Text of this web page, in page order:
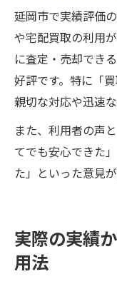
延岡市で実績評価
や宅配買取の利用
に査定・売却でき
好評です。特に「
親切な対応や迅速
また、利用者の声
てでも安心できた
た」といった意見
実際の実績
用法